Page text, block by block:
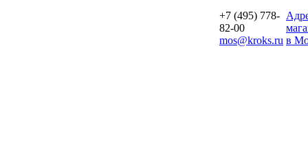
+7 (495) 778-
82-00
mos@kroks.ru в